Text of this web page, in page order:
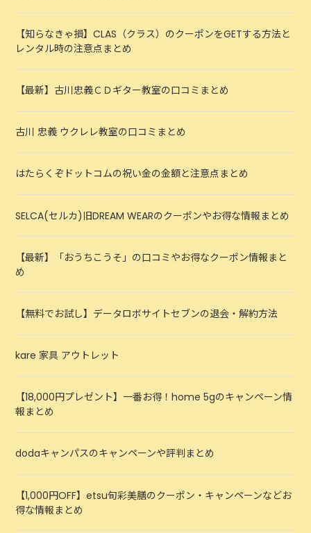
【知らなきゃ損】CLAS（クラス）のクーポンをGETする方法と
レンタル時の注意点まとめ
【最新】古川忠義ＣＤギター教室の口コミまとめ
古川 忠義 ウクレレ教室の口コミまとめ
はたらくぞドットコムの祝い金の金額と注意点まとめ
SELCA(セルカ)旧DREAM WEARのクーポンやお得な情報まとめ
【最新】「おうちこうそ」の口コミやお得なクーポン情報まと
め
【無料でお試し】データロボサイトセブンの退会・解約方法
kare 家具 アウトレット
【18,000円プレゼント】一番お得！home 5gのキャンペーン情
報まとめ
dodaキャンパスのキャンペーンや評判まとめ
【1,000円OFF】etsu旬彩美膳のクーポン・キャンペーンなどお
得な情報まとめ